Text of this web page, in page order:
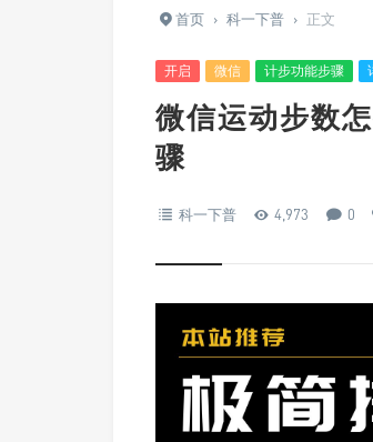
首页 › 科一下普 › 正文
开启 微信 计步功能步骤
微信运动步数
骤
科一下普 4,973 0